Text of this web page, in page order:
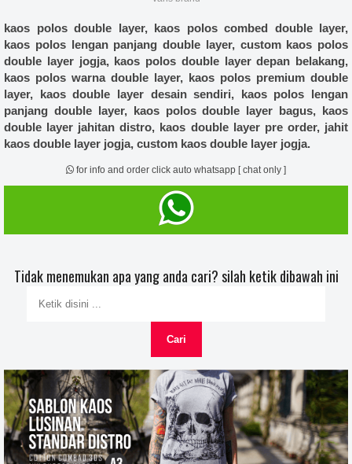
kaos polos double layer, kaos polos combed double layer,
kaos polos lengan panjang double layer, custom kaos polos
double layer jogja, kaos polos double layer depan belakang,
kaos polos warna double layer, kaos polos premium double
layer, kaos double layer desain sendiri, kaos polos lengan
panjang double layer, kaos polos double layer bagus, kaos
double layer jahitan distro, kaos double layer pre order, jahit
kaos double layer jogja, custom kaos double layer jogja.
for info and order click auto whatsapp [ chat only ]
Tidak menemukan apa yang anda cari? silah ketik dibawah ini